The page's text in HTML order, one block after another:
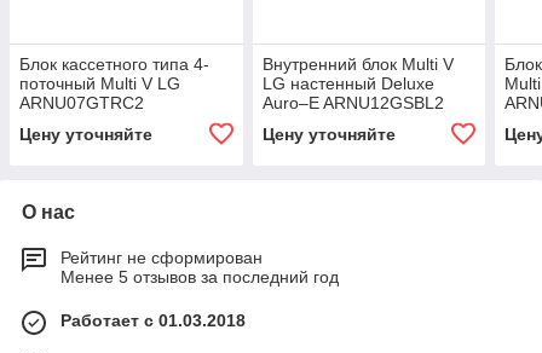
Блок кассетного типа 4-
поточный Multi V LG
ARNU07GTRC2
Цену уточняйте
Внутренний блок Multi V
LG настенный Deluxe
Auro–E ARNU12GSBL2
Цену уточняйте
О нас
Рейтинг не сформирован
Менее 5 отзывов за последний год
Работает с 01.03.2018